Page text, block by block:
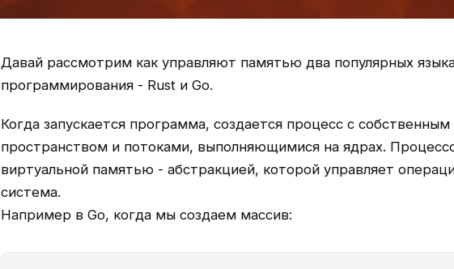
Давай рассмотрим как управляют памятью два популярных
программирования - Rust и Go.
Когда запускается программа, создается процесс с
пространством и потоками, выполняющимися на ядрах.
виртуальной памятью - абстракцией, которой управляет
система.
Например в Go, когда мы создаем массив: